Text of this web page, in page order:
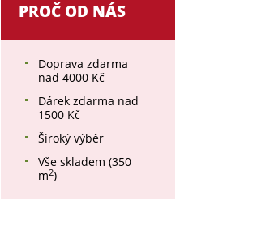
PROČ OD NÁS
Doprava zdarma
nad 4000 Kč
Dárek zdarma nad
1500 Kč
Široký výběr
Vše skladem (350
m2)